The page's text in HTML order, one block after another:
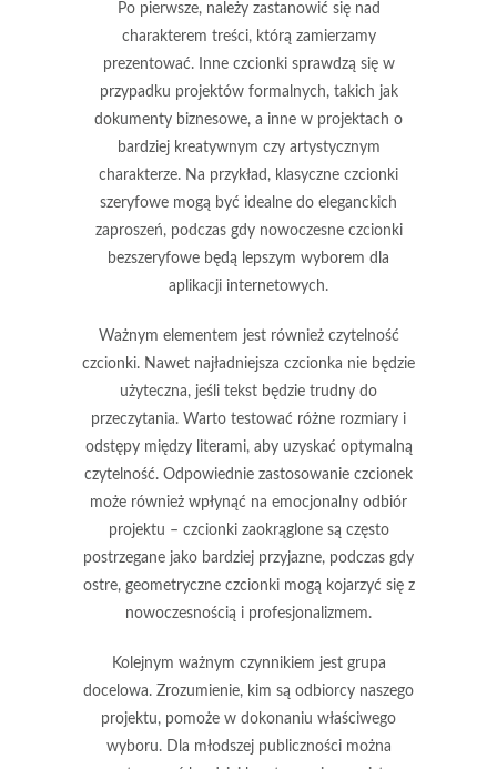
Po pierwsze, należy zastanowić się nad
charakterem treści, którą zamierzamy
prezentować. Inne czcionki sprawdzą się w
przypadku projektów formalnych, takich jak
dokumenty biznesowe, a inne w projektach o
bardziej kreatywnym czy artystycznym
charakterze. Na przykład, klasyczne czcionki
szeryfowe mogą być idealne do eleganckich
zaproszeń, podczas gdy nowoczesne czcionki
bezszeryfowe będą lepszym wyborem dla
aplikacji internetowych.
Ważnym elementem jest również czytelność
czcionki. Nawet najładniejsza czcionka nie będzie
użyteczna, jeśli tekst będzie trudny do
przeczytania. Warto testować różne rozmiary i
odstępy między literami, aby uzyskać optymalną
czytelność. Odpowiednie zastosowanie czcionek
może również wpłynąć na emocjonalny odbiór
projektu – czcionki zaokrąglone są często
postrzegane jako bardziej przyjazne, podczas gdy
ostre, geometryczne czcionki mogą kojarzyć się z
nowoczesnością i profesjonalizmem.
Kolejnym ważnym czynnikiem jest grupa
docelowa. Zrozumienie, kim są odbiorcy naszego
projektu, pomoże w dokonaniu właściwego
wyboru. Dla młodszej publiczności można